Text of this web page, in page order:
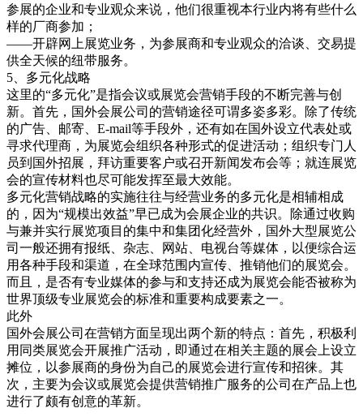
参展的企业和专业观众来说，他们很重视本行业内将有些什么
样的厂商参加；
——开辟网上展览业务，为参展商和专业观众的洽谈、交易提
供全天候的纽带服务。
5、多元化战略
这里的“多元化”是指会议或展览会营销手段的不断完善与创
新。首先，国外会展公司的营销途径可谓多姿多彩。除了传统
的广告、邮寄、E-mail等手段外，还有如在国外设立代表处或
寻求代理商，为展览会组织各种形式的促进活动；组织专门人
员到国外招展，拜访重要客户或召开新闻发布会等；就连展览
会的宣传材料也尽可能发挥至最大效能。
多元化营销战略的实施往往与经营业务的多元化是相辅相成
的，因为“规模出效益”早已成为会展企业的共识。除通过收购
与兼并实行展览项目的集中和集团化经营外，国外大型展览公
司一般还拥有报纸、杂志、网站、电视台等媒体，以便综合运
用各种手段和渠道，在全球范围内宣传、推销他们的展览会。
而且，是否有专业媒体的参与和支持还成为展览会能否被称为
世界顶级专业展览会的标准和重要构成要素之一。
此外
国外会展公司在营销方面呈现出两个新的特点：首先，积极利
用同类展览会开展推广活动，即通过在相关主题的展会上设立
摊位，以参展商的身份为自己的展览会进行宣传和招徕。其
次，主要为会议或展览会提供营销推广服务的公司在产品上也
进行了颇有创意的革新。